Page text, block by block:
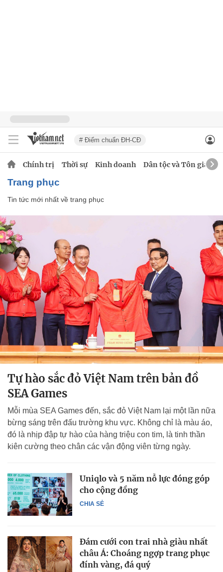
# Điểm chuẩn ĐH-CĐ
Chính trị Thời sự Kinh doanh Dân tộc và Tôn giáo
trang phục
Tin tức mới nhất về trang phục
Tự hào sắc đỏ Việt Nam trên bản đồ
SEA Games
Mỗi mùa SEA Games đến, sắc đỏ Việt Nam lại một lần nữa
bừng sáng trên đấu trường khu vực. Không chỉ là màu áo,
đó là nhịp đập tự hào của hàng triệu con tim, là tinh thần
kiên cường theo chân các vận động viên từng ngày.
CHIA SẺ
Uniqlo và 5 năm nỗ lực đóng góp
cho cộng đồng
Đám cưới con trai nhà giàu nhất
châu Á: Choáng ngợp trang phục
đính vàng, đá quý